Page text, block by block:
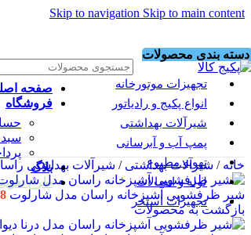
Skip to navigation Skip to main content
دسته بندی محصولات
تجهیزات موتورخانه
انواع پکیج و رادیاتور
شیرآلات بهداشتی
پمپ آب و آبرسانی
تهویه مطبوع
لوله و اتصالات
تجهیزات استخر
صفحه
فروشگاه
بلاگ
طرح
خانه/ شیرآلات بهداشتی/ شیرآلات بهداشتی
شیر ظرفشویی آشپزخانه راسان مدل شارلوت
بازگشت به محصولات